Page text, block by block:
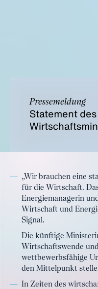
Pressemeldung
Statement
„Wir brauchen eine
für die Wirtschaft.
Energiemanagerin
Wirtschaft und
Signal.
Die künftige
Wirtschaftswende
wettbewerbsfähige
den Mittelpunkt
In Zeiten des